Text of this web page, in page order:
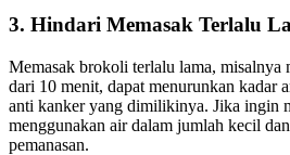
3. Hindari Memasak Terlalu
Memasak brokoli terlalu lama, misalnya
dari 10 menit, dapat menurunkan kadar
anti kanker yang dimilikinya. Jika ingin
menggunakan air dalam jumlah kecil
pemanasan.